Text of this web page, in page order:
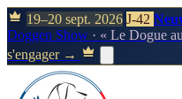
19–20 sept. 2026 J-42
Doggen Show · « Le Dogue
s'engager →